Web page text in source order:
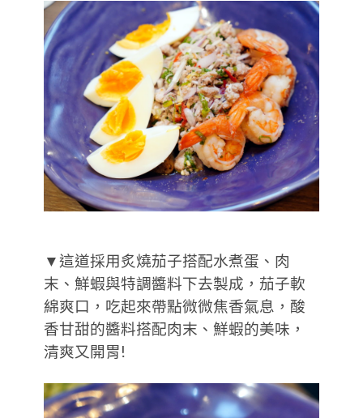
▼這道採用炙燒茄子搭配水煮蛋、肉
末、鮮蝦與特調醬料下去製成，茄子軟
綿爽口，吃起來帶點微微焦香氣息，酸
香甘甜的醬料搭配肉末、鮮蝦的美味，
清爽又開胃!